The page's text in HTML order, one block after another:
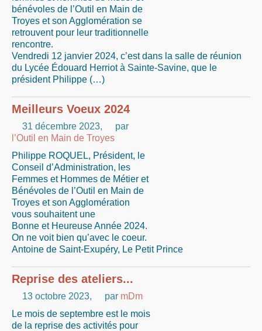
bénévoles de l’Outil en Main de
Troyes et son Agglomération se
retrouvent pour leur traditionnelle
rencontre.
Vendredi 12 janvier 2024, c’est dans la salle de réunion
du Lycée Édouard Herriot à Sainte-Savine, que le
président Philippe (…)
Meilleurs Voeux 2024
31 décembre 2023,
par
l’Outil en Main de Troyes
Philippe ROQUEL, Président, le
Conseil d’Administration, les
Femmes et Hommes de Métier et
Bénévoles de l’Outil en Main de
Troyes et son Agglomération
vous souhaitent une
Bonne et Heureuse Année 2024.
On ne voit bien qu’avec le coeur.
Antoine de Saint-Exupéry, Le Petit Prince
Reprise des ateliers...
13 octobre 2023, par mDm
Le mois de septembre est le mois
de la reprise des activités pour